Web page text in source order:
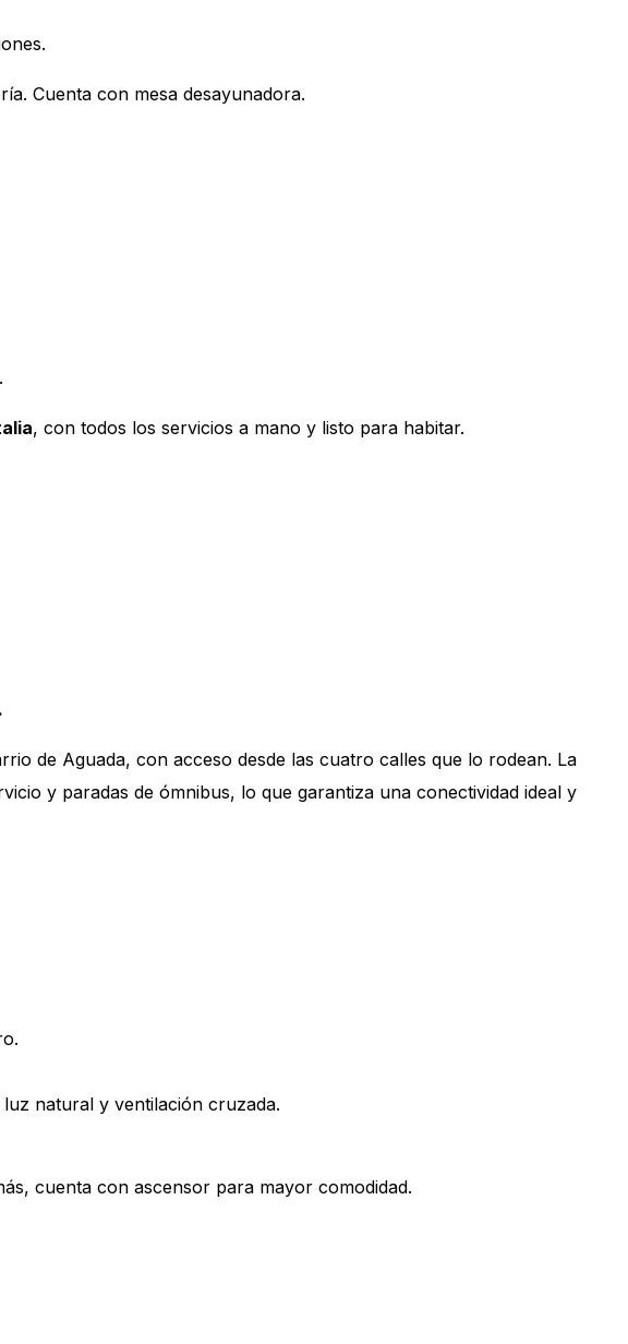
Cuenta con mesa desayunadora.
, con todos los servicios a mano y listo para habitar.
de Aguada, con acceso desde las cuatro calles que lo rodean. La
y paradas de ómnibus, lo que garantiza una conectividad ideal y
natural y ventilación cruzada.
cuenta con ascensor para mayor comodidad.